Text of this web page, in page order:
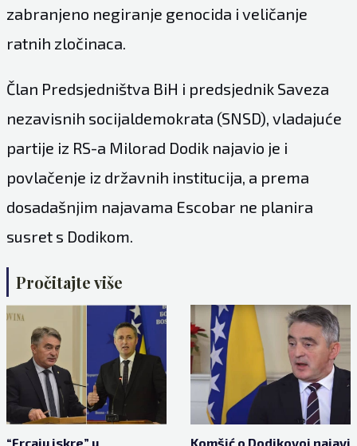
zabranjeno negiranje genocida i veličanje
ratnih zločinaca.
Član Predsjedništva BiH i predsjednik Saveza
nezavisnih socijaldemokrata (SNSD), vladajuće
partije iz RS-a Milorad Dodik najavio je i
povlačenje iz državnih institucija, a prema
dosadašnjim najavama Escobar ne planira
susret s Dodikom.
Pročitajte više
“Frcaju iskre” u Komšić o Dodikovoj najavi